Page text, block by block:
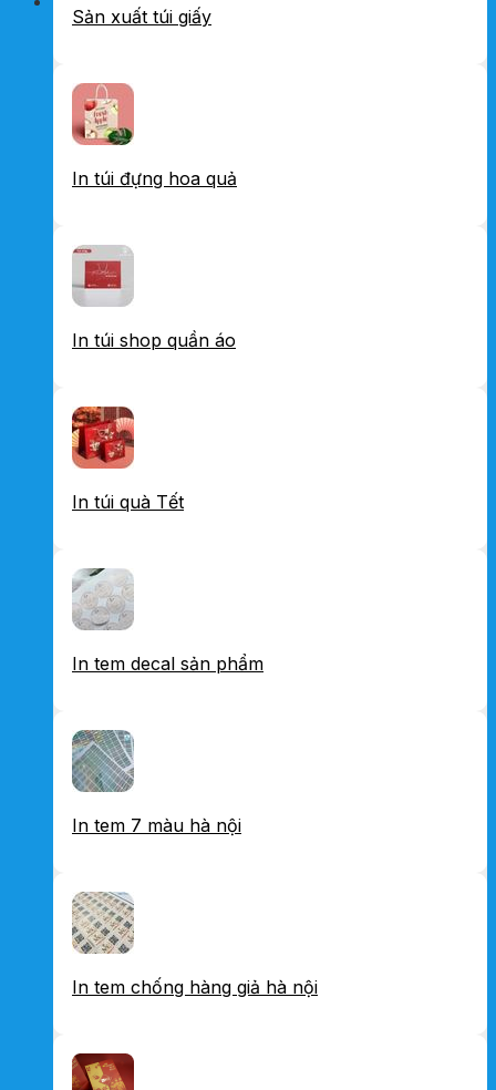
Sản xuất túi giấy
In túi đựng hoa quả
In túi shop quần áo
In túi quà Tết
In tem decal sản phẩm
In tem 7 màu hà nội
In tem chống hàng giả hà nội